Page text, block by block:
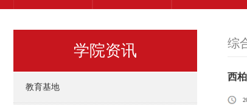
学院资讯
教育基地
综
西